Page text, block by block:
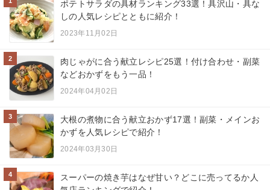
ポテトサラダの具材ランキング33選！具沢山・具な
しの人気レシピとともに紹介！
2023年11月02日
2
肉じゃがに合う献立レシピ25選！付け合わせ・副菜
などおかずをもう一品！
2024年04月02日
3
大根の煮物に合う献立おかず17選！副菜・メインお
かずを人気レシピで紹介！
2024年03月30日
4
スーパーの焼き芋はなぜ甘い？どこに売ってるか人